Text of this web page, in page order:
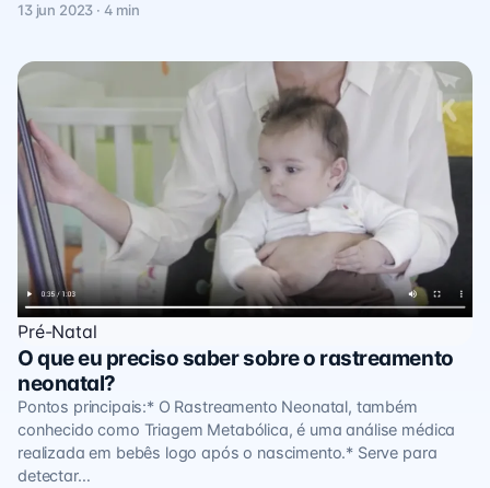
13 jun 2023 · 4 min
Pré-Natal
O que eu preciso saber sobre o rastreamento
neonatal?
Pontos principais:* O Rastreamento Neonatal, também
conhecido como Triagem Metabólica, é uma análise médica
realizada em bebês logo após o nascimento.* Serve para
detectar…